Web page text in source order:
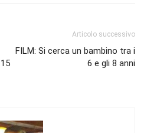
Articolo successivo
FILM: Si cerca un bambino tra i
6 e gli 8 anni